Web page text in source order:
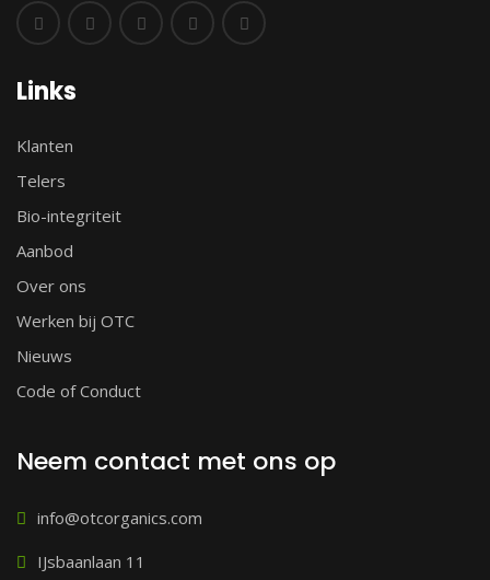
Links
Klanten
Telers
Bio-integriteit
Aanbod
Over ons
Werken bij OTC
Nieuws
Code of Conduct
Neem contact met ons op
info@otcorganics.com
IJsbaanlaan 11